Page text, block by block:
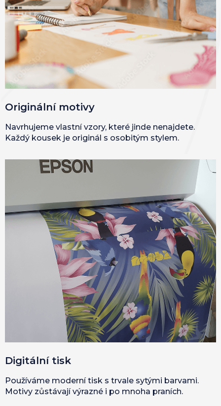
Originální motivy
Navrhujeme vlastní vzory, které jinde nenajdete.
Každý kousek je originál s osobitým stylem.
Digitální tisk
Používáme moderní tisk s trvale sytými barvami.
Motivy zůstávají výrazné i po mnoha praních.